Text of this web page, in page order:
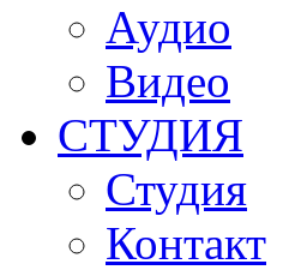
Аудио
Видео
СТУДИЯ
Студия
Контакт